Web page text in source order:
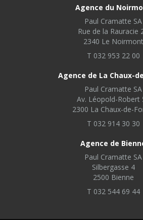
Agence du
Paul Cramatte SA
Rue de la Rauracie
2340 Le Noirmont
T 032 953 22 00
Agence de La Chaux-
Paul Cramatte SA
Av. Léopold-Robert
2300 La Chaux-de-
T 032 914 30 30
Agence de
Paul Cramatte SA
Silbergasse 4
2500 Bienne
T 032 544 69 44